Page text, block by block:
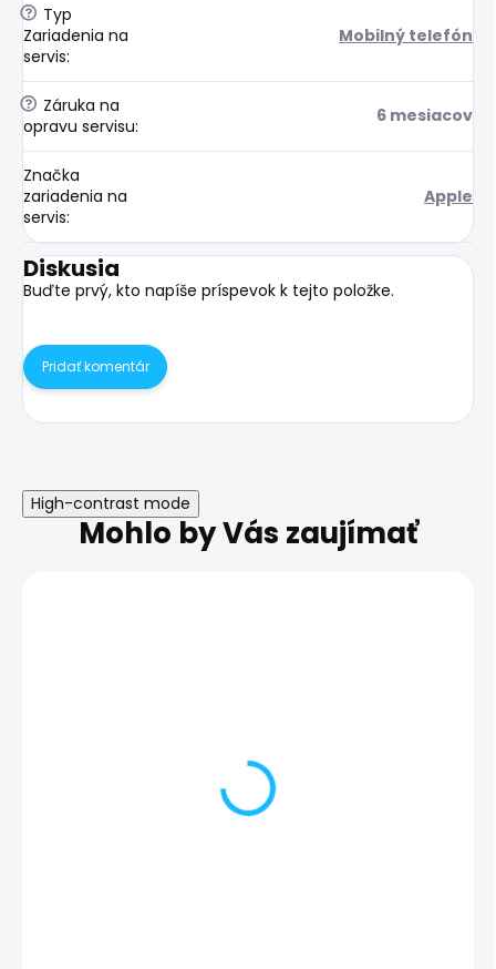
? Typ
Zariadenia na
servis:
Mobilný telefón
? Záruka na
opravu servisu: 6 mesiacov
Značka
zariadenia na
servis:
Apple
Diskusia
Buďte prvý, kto napíše príspevok k tejto položke.
Pridať komentár
High-contrast mode
Mohlo by Vás zaujímať
Nefunkčné tlačidlá